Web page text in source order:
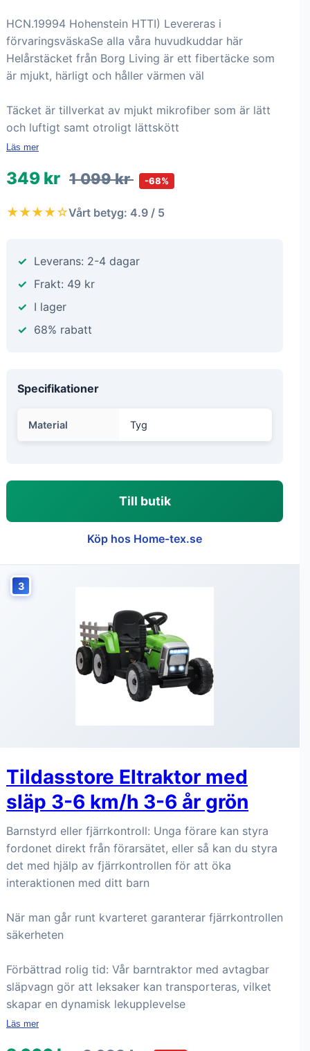
HCN.19994 Hohenstein HTTI) Levereras i
förvaringsväskaSe alla våra huvudkuddar här
Helårstäcket från Borg Living är ett fibertäcke som
är mjukt, härligt och håller värmen väl
Täcket är tillverkat av mjukt mikrofiber som är lätt
och luftigt samt otroligt lättskött
Läs mer
349 kr 1 099 kr -68%
★★★★☆Vårt betyg: 4.9 / 5
Leverans: 2-4 dagar
Frakt: 49 kr
I lager
68% rabatt
Specifikationer
Material Tyg
Till butik
Köp hos Home-tex.se
3
Tildasstore Eltraktor med
släp 3-6 km/h 3-6 år grön
Barnstyrd eller fjärrkontroll: Unga förare kan styra
fordonet direkt från förarsätet, eller så kan du styra
det med hjälp av fjärrkontrollen för att öka
interaktionen med ditt barn
När man går runt kvarteret garanterar fjärrkontrollen
säkerheten
Förbättrad rolig tid: Vår barntraktor med avtagbar
släpvagn gör att leksaker kan transporteras, vilket
skapar en dynamisk lekupplevelse
Läs mer